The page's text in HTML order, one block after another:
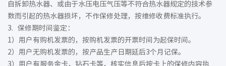
自拆卸热水器、或由于水压电压气压等不符合热水器规定的技术参
数而引起的热水器损坏，不作保修处理，按维修收费标准执行。
3. 保修期时间鉴定：
1）用户有购机发票的，按购机发票的开票时间为起保时间。
2）用户无购机发票的，按产品生产日期延后3个月记保。
3）用户有服务金卡，钻石卡等，核实信息后按卡上的保修内容执